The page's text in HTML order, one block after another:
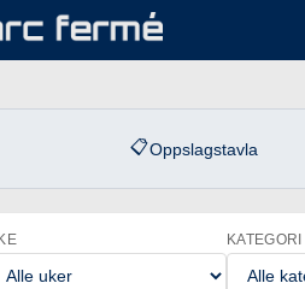
📋Oppslagstavla
KATEGORI